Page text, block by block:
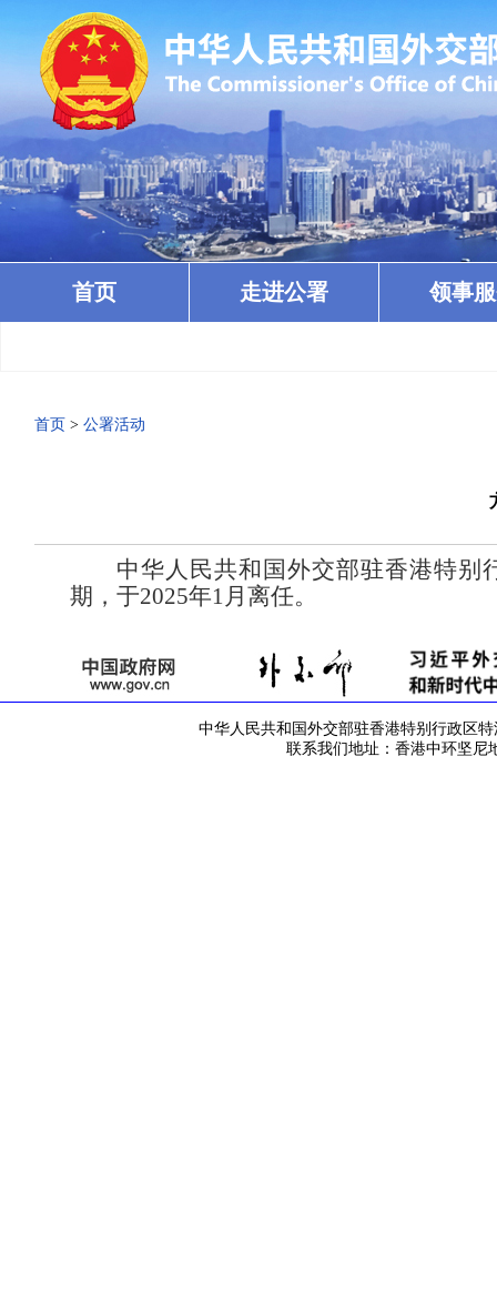
首页 走进公署 领事
首页 > 公署活动
中华人民共和国外交部驻香港特别
期，于2025年1月离任。
中华人民共和国外交部驻香港特别行政区特
联系我们地址：香港中环坚尼